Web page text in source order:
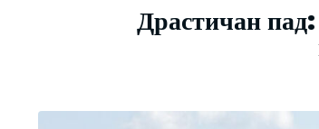
Драстичан